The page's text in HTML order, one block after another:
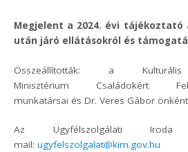
Megjelent a 2024. évi tájékoztató
után járó ellátásokról és
Összeállították: a
Minisztérium Családokért
munkatársai és Dr. Veres Gábor
Az Ügyfélszolgálati Iroda
mail:ugyfelszolgalat@kim.gov.hu